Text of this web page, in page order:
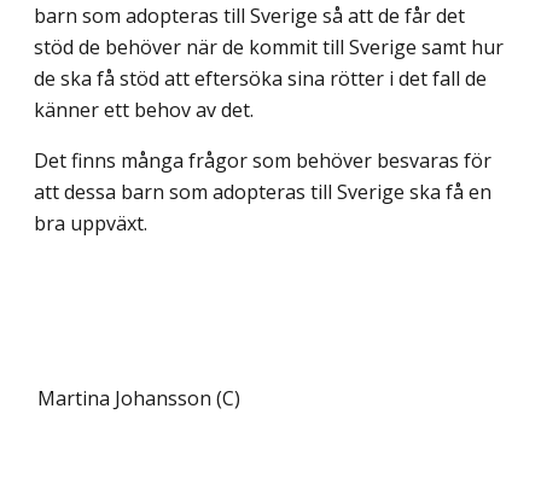
barn som adopteras till Sverige så att de får det
stöd de behöver när de kommit till Sverige samt hur
de ska få stöd att eftersöka sina rötter i det fall de
känner ett behov av det.
Det finns många frågor som behöver besvaras för
att dessa barn som adopteras till Sverige ska få en
bra uppväxt.
Martina Johansson (C)